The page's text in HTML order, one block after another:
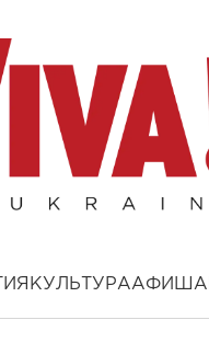
КУЛЬТУРААФИША